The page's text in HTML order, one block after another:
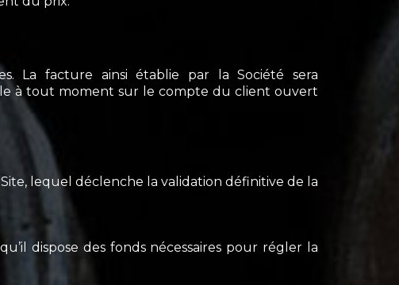
La facture ainsi établie par la Société sera
à tout moment sur le compte du client ouvert
lequel déclenche la validation définitive de la
dispose des fonds nécessaires pour régler la